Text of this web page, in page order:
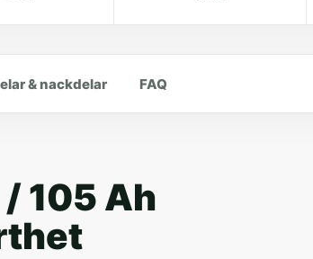
& nackdelar FAQ
105 Ah